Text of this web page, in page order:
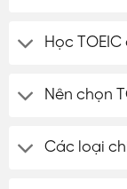
Học
Nên chọn
Các loại